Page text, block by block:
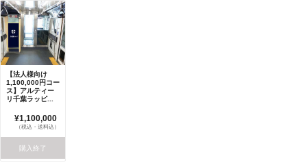
【法人様向け
1,100,000円コー
ス】アルティー
リ千葉ラッピ...
¥1,100,000
（税込・送料込）
購入終了